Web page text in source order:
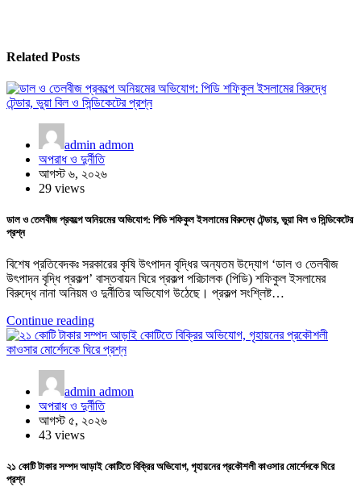
Related Posts
admin admon
অপরাধ ও দুর্নীতি
আগস্ট ৬, ২০২৬
29 views
ডাল ও তেলবীজ প্রকল্পে অনিয়মের অভিযোগ: পিডি শফিকুল ইসলামের বিরুদ্ধে টেন্ডার, ভুয়া বিল ও সিন্ডিকেটের
প্রশ্ন
বিশেষ প্রতিবেদকঃ সরকারের কৃষি উৎপাদন বৃদ্ধির অন্যতম উদ্যোগ ‘ডাল ও তেলবীজ
উৎপাদন বৃদ্ধি প্রকল্প’ বাস্তবায়ন ঘিরে প্রকল্প পরিচালক (পিডি) শফিকুল ইসলামের
বিরুদ্ধে নানা অনিয়ম ও দুর্নীতির অভিযোগ উঠেছে। প্রকল্প সংশ্লিষ্ট…
Continue reading
admin admon
অপরাধ ও দুর্নীতি
আগস্ট ৫, ২০২৬
43 views
২১ কোটি টাকার সম্পদ আড়াই কোটিতে বিক্রির অভিযোগ, গৃহায়নের প্রকৌশলী কাওসার মোর্শেদকে ঘিরে
প্রশ্ন